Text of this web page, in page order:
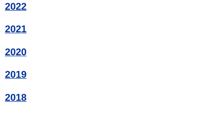
2022
2021
2020
2019
2018